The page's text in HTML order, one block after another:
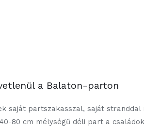
a Balaton-parton
saját partszakasszal, saját stranddal
80 cm mélységű déli part a